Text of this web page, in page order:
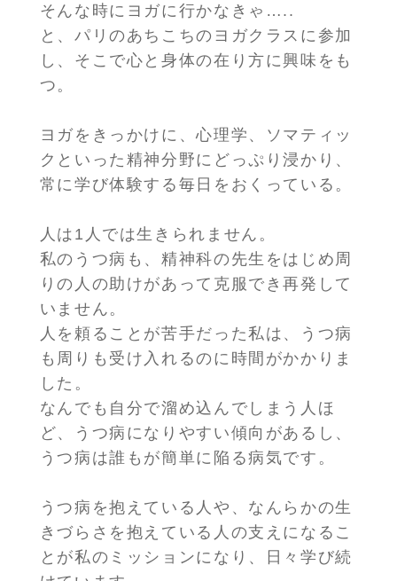
そんな時にヨガに行かなきゃ…..
と、パリのあちこちのヨガクラスに参加
し、そこで心と身体の在り方に興味をも
つ。
ヨガをきっかけに、心理学、ソマティッ
クといった精神分野にどっぷり浸かり、
常に学び体験する毎日をおくっている。
人は1人では生きられません。
私のうつ病も、精神科の先生をはじめ周
りの人の助けがあって克服でき再発して
いません。
人を頼ることが苦手だった私は、うつ病
も周りも受け入れるのに時間がかかりま
した。
なんでも自分で溜め込んでしまう人ほ
ど、うつ病になりやすい傾向があるし、
うつ病は誰もが簡単に陥る病気です。
うつ病を抱えている人や、なんらかの生
きづらさを抱えている人の支えになるこ
とが私のミッションになり、日々学び続